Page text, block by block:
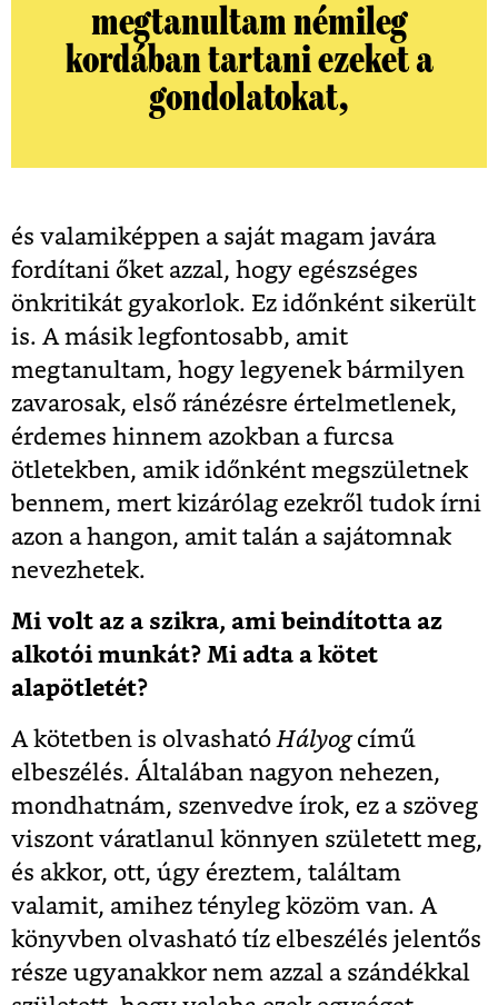
megtanultam némileg
kordában tartani ezeket a
gondolatokat,
és valamiképpen a saját magam javára
fordítani őket azzal, hogy egészséges
önkritikát gyakorlok. Ez időnként sikerült
is. A másik legfontosabb, amit
megtanultam, hogy legyenek bármilyen
zavarosak, első ránézésre értelmetlenek,
érdemes hinnem azokban a furcsa
ötletekben, amik időnként megszületnek
bennem, mert kizárólag ezekről tudok írni
azon a hangon, amit talán a sajátomnak
nevezhetek.
Mi volt az a szikra, ami beindította az
alkotói munkát? Mi adta a kötet
alapötletét?
A kötetben is olvasható Hályogcímű
elbeszélés. Általában nagyon nehezen,
mondhatnám, szenvedve írok, ez a szöveg
viszont váratlanul könnyen született meg,
és akkor, ott, úgy éreztem, találtam
valamit, amihez tényleg közöm van. A
könyvben olvasható tíz elbeszélés jelentős
része ugyanakkor nem azzal a szándékkal